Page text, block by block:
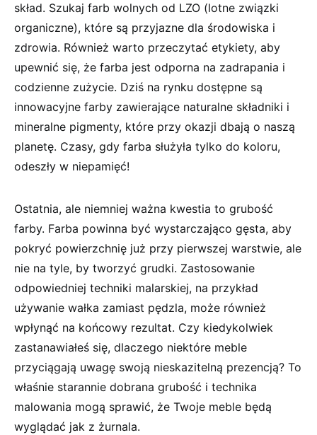
skład. Szukaj farb wolnych od LZO (lotne‍ związki
organiczne), które są przyjazne dla środowiska i
zdrowia. Również warto przeczytać etykiety, aby
upewnić się, że farba jest odporna na zadrapania i
codzienne zużycie. ‌Dziś na rynku‌ dostępne są
innowacyjne farby zawierające naturalne składniki ⁢i
mineralne pigmenty, które ⁣przy okazji dbają o naszą
planetę. ⁢Czasy, gdy farba służyła tylko‍ do koloru,
odeszły w niepamięć!
Ostatnia, ale niemniej ważna kwestia to grubość
farby. Farba powinna być wystarczająco gęsta, aby
pokryć powierzchnię już przy ‌pierwszej warstwie, ale
nie na tyle, by ​tworzyć grudki. Zastosowanie
odpowiedniej techniki malarskiej, na przykład
używanie wałka zamiast pędzla, może również
wpłynąć na końcowy rezultat. Czy kiedykolwiek
zastanawiałeś się, dlaczego niektóre meble
przyciągają uwagę swoją nieskazitelną prezencją?⁤ To
właśnie starannie ‍dobrana grubość i technika⁣
malowania mogą sprawić, że Twoje meble będą
wyglądać jak⁢ z żurnala.